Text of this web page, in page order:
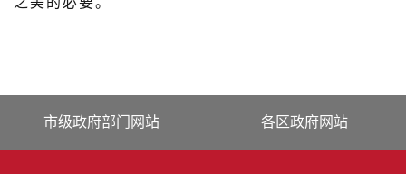
市级政府部门网站 各区政府网站